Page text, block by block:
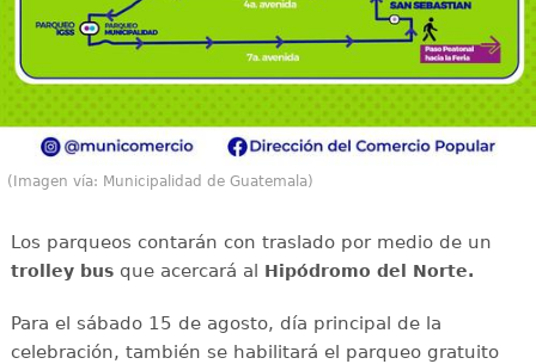
(Imagen vía: Municipalidad de Guatemala)
Los parqueos contarán con traslado por medio de un
trolley busque acercará al Hipódromo del Norte.
Para el sábado 15 de agosto, día principal de la
celebración, también se habilitará el parqueo gratuito